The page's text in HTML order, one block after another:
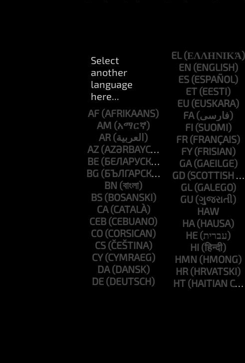
AF
AM
AR
AZ
BE
BG
BN
BS
CA
CEB
CO
CS
CY
DA
DE
EL
EN
ES
ET
EU
FA
FI
FR
FY
GA
GD
GL
GU
HAW
HA
HE
HI
HMN
HR
HT